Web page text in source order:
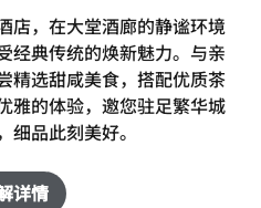
店，在大堂酒廊的静谧环境
经典传统的焕新魅力。与亲
精选甜咸美食，搭配优质茶
雅的体验，邀您驻足繁华城
细品此刻美好。
详情